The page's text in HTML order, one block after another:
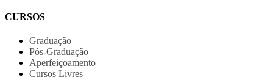
CURSOS
Graduação
Pós-Graduação
Aperfeiçoamento
Cursos Livres